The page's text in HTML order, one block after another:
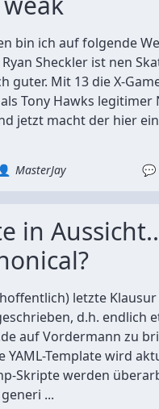
bin ich auf folgende
Sheckler ist nen
guter. Mit 13 die X-
Tony Hawks legitimer
jetzt macht der hier
MasterJay
in
letzte
d.h. endlich
auf Vordermann zu
YAML-Template wird
Skripte werden
...